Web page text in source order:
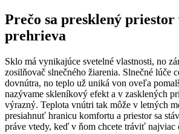
Prečo sa presklený priestor
prehrieva
Sklo má vynikajúce svetelné vlastnosti, no
zosilňovač slnečného žiarenia. Slnečné lúče
dovnútra, no teplo už uniká von oveľa
nazývame skleníkový efekt a v zasklených
výrazný. Teplota vnútri tak môže v letných
presiahnuť hranicu komfortu a priestor sa
práve vtedy, keď v ňom chcete tráviť najviac